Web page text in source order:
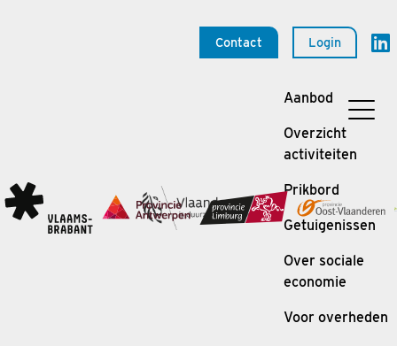
Contact Login
Aanbod
Overzicht
activiteiten
Prikbord
Getuigenissen
Over sociale
economie
Voor overheden